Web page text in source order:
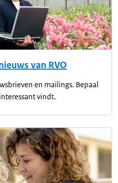
van RVO
en mailings. Bepaal
vindt.